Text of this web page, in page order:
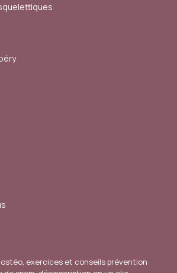
exercices et conseils prévention